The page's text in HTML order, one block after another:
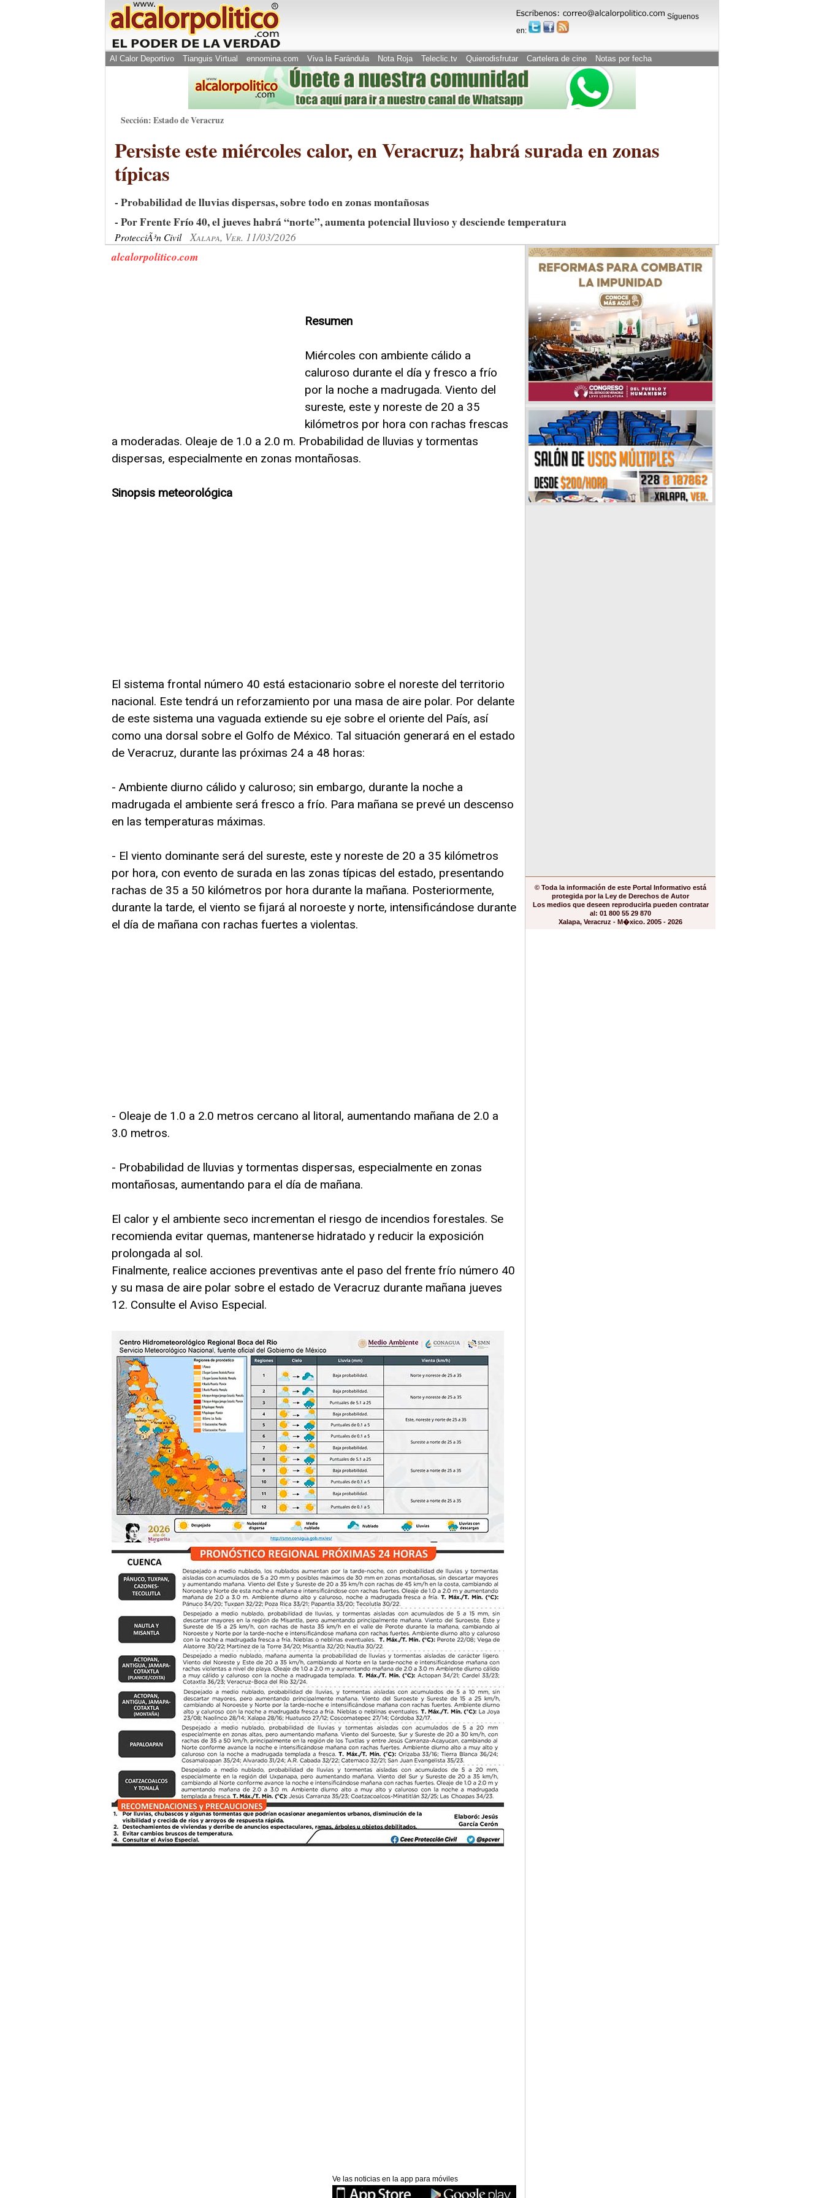
Síguenos
en:
Al Calor Deportivo Tianguis Virtual ennomina.com Viva la Farándula Nota Roja Teleclic.tv Quierodisfrutar Cartelera de cine Notas por fecha
Sección: Estado de Veracruz
Persiste este miércoles calor, en Veracruz; habrá surada en zonas
típicas
- Probabilidad de lluvias dispersas, sobre todo en zonas montañosas
- Por Frente Frío 40, el jueves habrá “norte”, aumenta potencial lluvioso y desciende temperatura
ProtecciÃ³n Civil Xalapa, Ver. 11/03/2026
alcalorpolitico.com
Resumen
Miércoles con ambiente cálido a
caluroso durante el día y fresco a frío
por la noche a madrugada. Viento del
sureste, este y noreste de 20 a 35
kilómetros por hora con rachas frescas
a moderadas. Oleaje de 1.0 a 2.0 m. Probabilidad de lluvias y tormentas
dispersas, especialmente en zonas montañosas.
Sinopsis meteorológica
El sistema frontal número 40 está estacionario sobre el noreste del territorio
nacional. Este tendrá un reforzamiento por una masa de aire polar. Por delante
de este sistema una vaguada extiende su eje sobre el oriente del País, así
como una dorsal sobre el Golfo de México. Tal situación generará en el estado
de Veracruz, durante las próximas 24 a 48 horas:
- Ambiente diurno cálido y caluroso; sin embargo, durante la noche a
madrugada el ambiente será fresco a frío. Para mañana se prevé un descenso
en las temperaturas máximas.
- El viento dominante será del sureste, este y noreste de 20 a 35 kilómetros
por hora, con evento de surada en las zonas típicas del estado, presentando
rachas de 35 a 50 kilómetros por hora durante la mañana. Posteriormente,
durante la tarde, el viento se fijará al noroeste y norte, intensificándose durante
el día de mañana con rachas fuertes a violentas.
- Oleaje de 1.0 a 2.0 metros cercano al litoral, aumentando mañana de 2.0 a
3.0 metros.
- Probabilidad de lluvias y tormentas dispersas, especialmente en zonas
montañosas, aumentando para el día de mañana.
El calor y el ambiente seco incrementan el riesgo de incendios forestales. Se
recomienda evitar quemas, mantenerse hidratado y reducir la exposición
prolongada al sol.
Finalmente, realice acciones preventivas ante el paso del frente frío número 40
y su masa de aire polar sobre el estado de Veracruz durante mañana jueves
12. Consulte el Aviso Especial.
Ve las noticias en la app para móviles
© Toda la información de este Portal Informativo está
protegida por la Ley de Derechos de Autor
Los medios que deseen reproducirla pueden contratar
al: 01 800 55 29 870
Xalapa, Veracruz - M�xico. 2005 - 2026